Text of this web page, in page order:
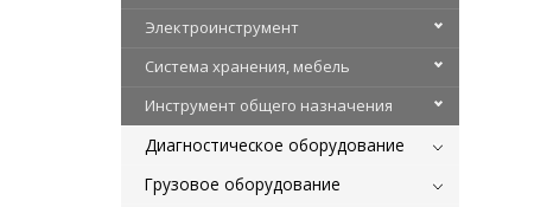
Электроинструмент
Система хранения, мебель
Инструмент общего назначения
Диагностическое оборудование
Грузовое оборудование